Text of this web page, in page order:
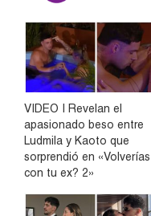
VIDEO | Revelan el
apasionado beso entre
Ludmila y Kaoto que
sorprendió en «Volverías
con tu ex? 2»